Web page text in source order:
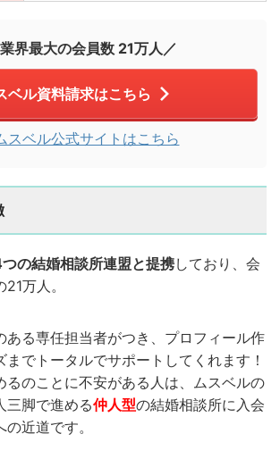
界最大の会員数 21万人／
ベル資料請求はこちら
スベル公式サイトはこちら
の結婚相談所連盟と提携しており、会
万人。
ある専任担当者がつき、プロフィール作
までトータルでサポートしてくれます！
るのことに不安がある人は、ムスベルの
三脚で進める仲人型の結婚相談所に入会
近道です。